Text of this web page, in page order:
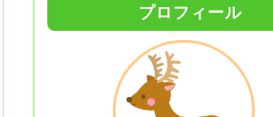
プロフィール